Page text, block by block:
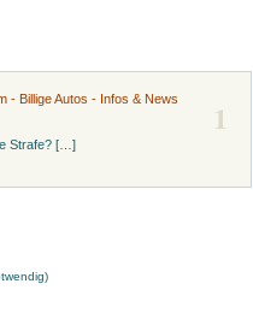
- Billige Autos - Infos & News 1
Strafe? […]